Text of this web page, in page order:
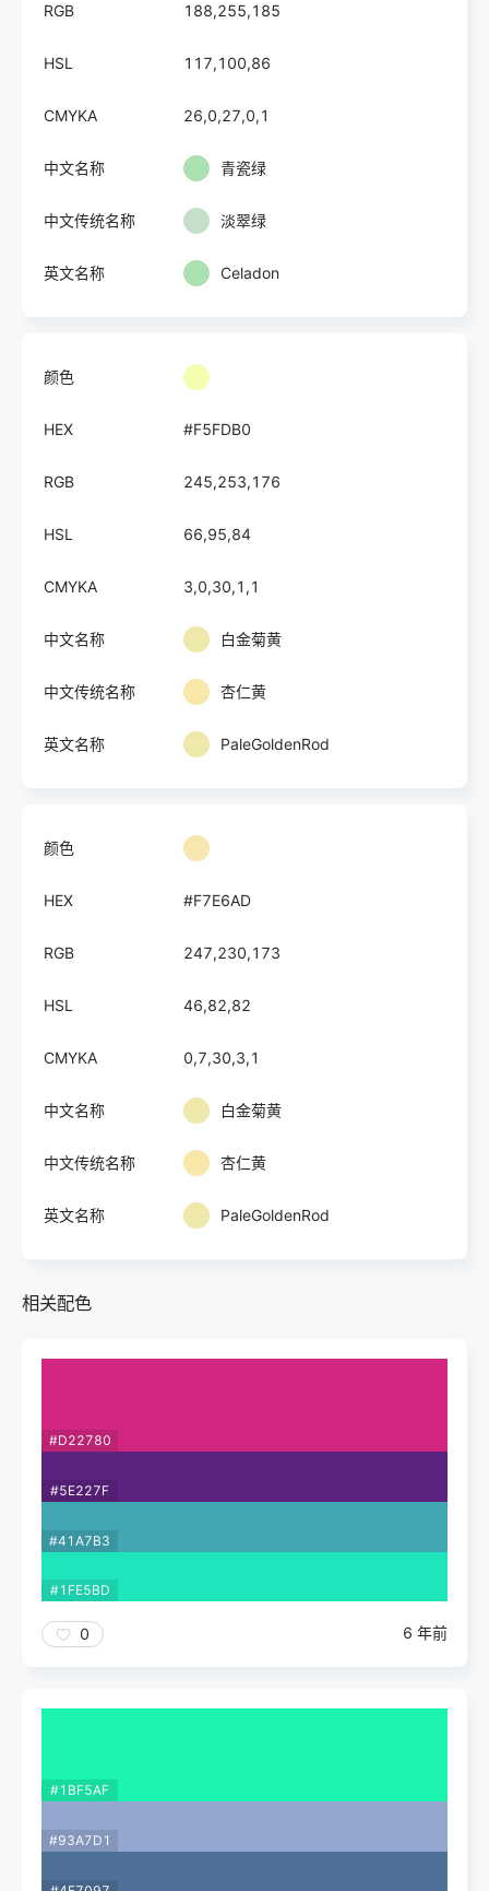
RGB 188,255,185
HSL 117,100,86
CMYKA 26,0,27,0,1
中文名称 青瓷绿
中文传统名称 淡翠绿
英文名称 Celadon
颜色
HEX #F5FDB0
RGB 245,253,176
HSL 66,95,84
CMYKA 3,0,30,1,1
中文名称 白金菊黄
中文传统名称 杏仁黄
英文名称 PaleGoldenRod
颜色
HEX #F7E6AD
RGB 247,230,173
HSL 46,82,82
CMYKA 0,7,30,3,1
中文名称 白金菊黄
中文传统名称 杏仁黄
英文名称 PaleGoldenRod
相关配色
#D22780
#5E227F
#41A7B3
#1FE5BD
0 6 年前
#1BF5AF
#93A7D1